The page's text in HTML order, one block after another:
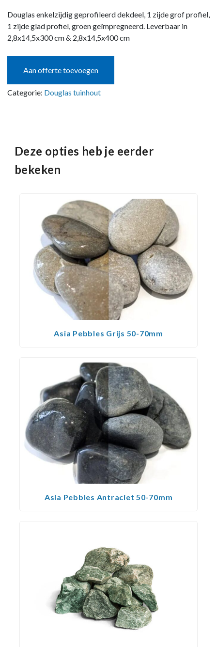
Douglas enkelzijdig geprofileerd dekdeel, 1 zijde grof profiel,
1 zijde glad profiel, groen geïmpregneerd. Leverbaar in
2,8x14,5x300 cm & 2,8x14,5x400 cm
Aan offerte toevoegen
Categorie: Douglas tuinhout
Deze opties heb je eerder
bekeken
Asia Pebbles Grijs 50-70mm
Asia Pebbles Antraciet 50-70mm